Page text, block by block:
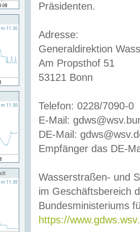
Präsidenten.
Adresse:
Generaldirektion
Am Propsthof 51
53121 Bonn
Telefon: 0228/7090-0
E-Mail:
DE-Mail:
Empfänger das DE-
Wasserstraßen- und
im Geschäftsbereich
Bundesministeriums
https://